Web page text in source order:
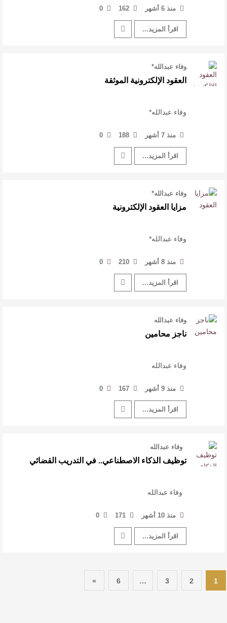
منذ 6 أشهر 162
0
اقرأ المزيد...
وفاء عبدالله*
العقود الإلكترونية الموثقة
وفاء عبدالله*
منذ 7 أشهر 188
0
اقرأ المزيد...
وفاء عبدالله*
مزايا العقود الإلكترونية
وفاء عبدالله*
منذ 8 أشهر 210
0
اقرأ المزيد...
وفاء عبدالله
ناجز محامين
وفاء عبدالله
منذ 9 أشهر 167
0
اقرأ المزيد...
وفاء عبدالله
توظيف الذكاء الاصطناعي.. في التدريب القضائي
وفاء عبدالله
منذ 10 أشهر 171
0
اقرأ المزيد...
1
2
3
…
6
»